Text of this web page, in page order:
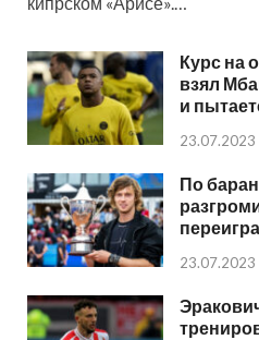
Курс на
взял
и
23.07.2023
По
23.07.2023